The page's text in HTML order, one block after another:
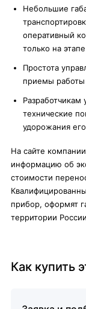
Небольшие
оперативный
только на
Простота
приемы
Разработчикам
технические
удорожания
На сайте
информацию об
стоимости
прибор, оформят
территории
Как купить